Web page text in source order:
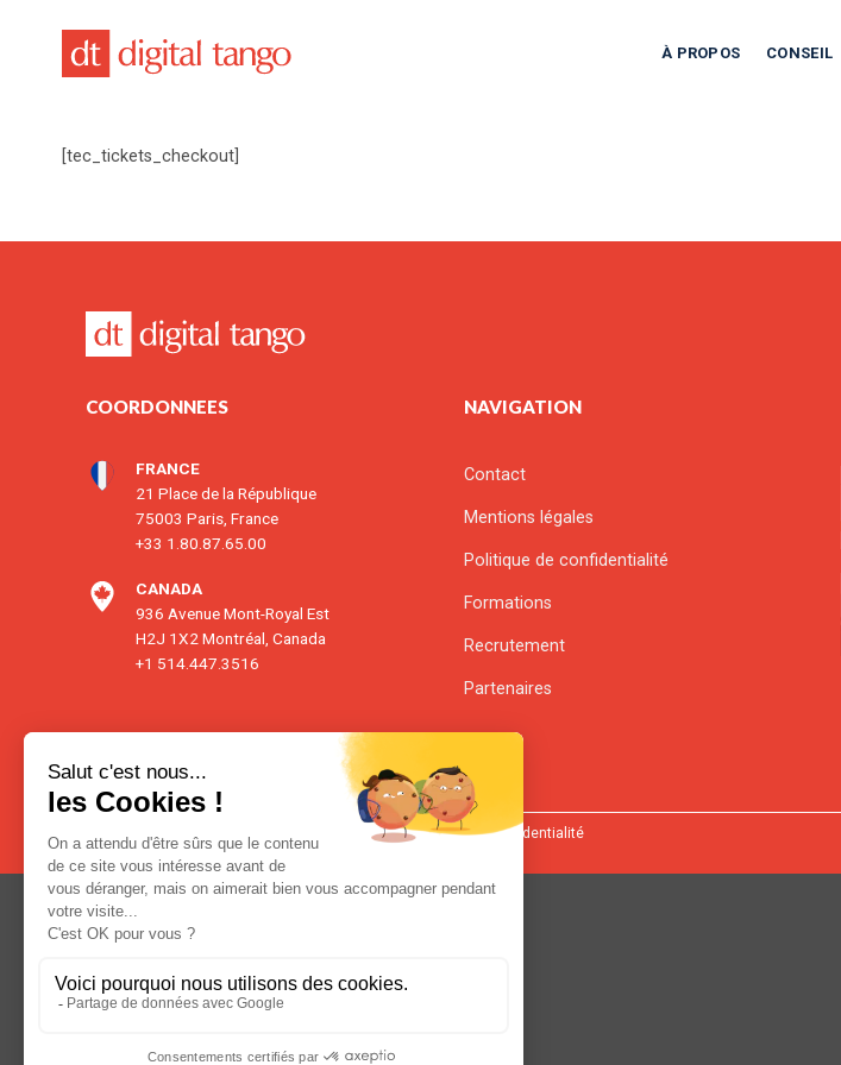
À PROPOS CONSEIL
[tec_tickets_checkout]
COORDONNEES
FRANCE
21 Place de la République
75003 Paris, France
+33 1.80.87.65.00
CANADA
936 Avenue Mont-Royal Est
H2J 1X2 Montréal, Canada
+1 514.447.3516
NAVIGATION
Contact
Mentions légales
Politique de confidentialité
Formations
Recrutement
Partenaires
© Copyright 2023 - Digital Tango - mentions légales-Politique de confidentialité